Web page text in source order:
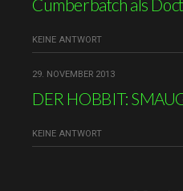
Cumberbatch als
KEINE ANTWORT
29. NOVEMBER 2013
DER HOBBIT:
KEINE ANTWORT